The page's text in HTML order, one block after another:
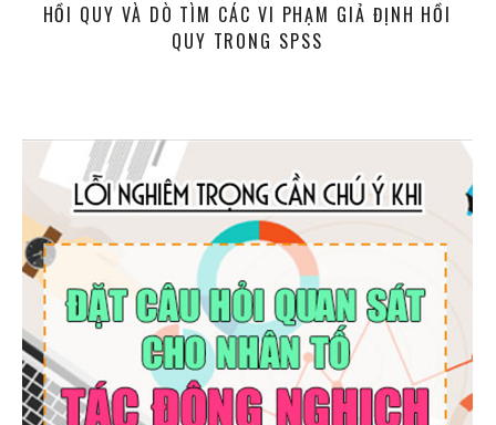
HỒI QUY VÀ DÒ TÌM CÁC VI PHẠM GIẢ ĐỊNH HỒI
QUY TRONG SPSS